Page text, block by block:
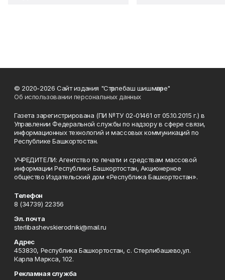
© 2020-2026 Сайт издания "Стәрлебаш шишмәләре"
Об использовании персональных данных
Газета зарегистрирована (ПИ №ТУ 02-01461 от 05.10.2015 г.) в
Управлении Федеральной службы по надзору в сфере связи,
информационных технологий и массовых коммуникаций по
Республике Башкортостан.
УЧРЕДИТЕЛИ: Агентство по печати и средствам массовой
информации Республики Башкортостан, Акционерное
общество Издательский дом «Республика Башкортостан».
Телефон
8 (34739) 22356
Эл. почта
sterlibashevskierodniki@mail.ru
Адрес
453830, Республика Башкортостан, c. Стерлибашево,ул.
Карла Маркса, 102.
Рекламная служба